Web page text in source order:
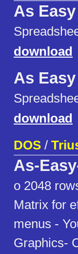
As
download
As
download
DOS /
As-
o 2048
Matrix for
menus -
Graphics-